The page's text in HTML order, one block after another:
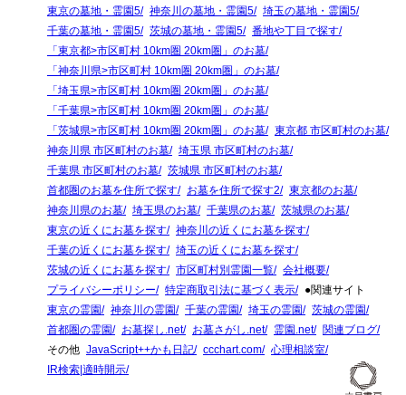
東京の墓地・霊園5
神奈川の墓地・霊園5
埼玉の墓地・霊園5
千葉の墓地・霊園5
茨城の墓地・霊園5
番地や丁目で探す
「東京都>市区町村 10km圏 20km圏」のお墓
「神奈川県>市区町村 10km圏 20km圏」のお墓
「埼玉県>市区町村 10km圏 20km圏」のお墓
「千葉県>市区町村 10km圏 20km圏」のお墓
「茨城県>市区町村 10km圏 20km圏」のお墓
東京都 市区町村のお墓
神奈川県 市区町村のお墓
埼玉県 市区町村のお墓
千葉県 市区町村のお墓
茨城県 市区町村のお墓
首都圏のお墓を住所で探す
お墓を住所で探す2
東京都のお墓
神奈川県のお墓
埼玉県のお墓 千葉県のお墓
茨城県のお墓
東京の近くにお墓を探す
神奈川の近くにお墓を探す
千葉の近くにお墓を探す
埼玉の近くにお墓を探す
茨城の近くにお墓を探す
市区町村別霊園一覧
会社概要
プライバシーポリシー
特定商取引法に基づく表示
●関連サイト
東京の霊園
神奈川の霊園 千葉の霊園 埼玉の霊園
茨城の霊園
首都圏の霊園
お墓探し.net お墓さがし.net 霊園.net
関連ブログ
その他 JavaScript++かも日記 ccchart.com
心理相談室
IR検索|適時開示